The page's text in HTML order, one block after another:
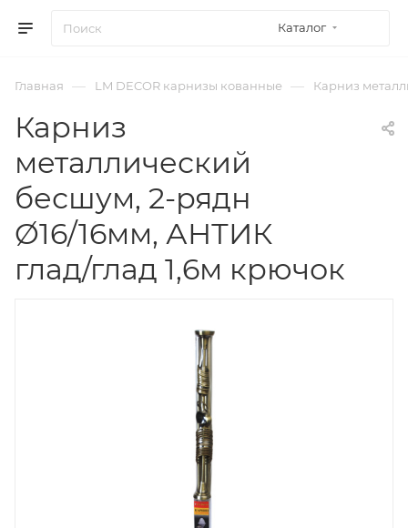
Каталог
Главная — LM DECOR карнизы кованные — Карниз
Карниз
металлический
бесшум, 2-рядн
Ø16/16мм, АНТИК
глад/глад 1,6м крючок